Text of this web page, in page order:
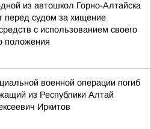
из автошкол Горно-Алтайска
перед судом за хищение
с использованием своего
положения
военной операции погиб
из Республики Алтай
Иркитов